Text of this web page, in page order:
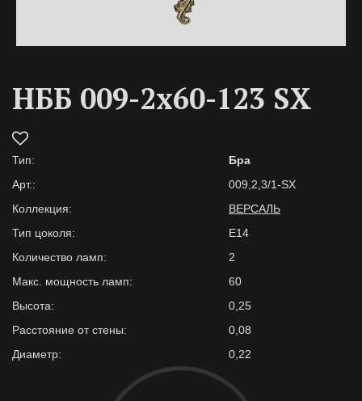
НББ 009-2х60-123 SX
Тип:
Бра
Арт.:
009,2,3/1-SX
Коллекция:
ВЕРСАЛЬ
Тип цоколя:
E14
Количество ламп:
2
Макс. мощность ламп:
60
Высота:
0,25
Расстояние от стены:
0,08
Диаметр:
0,22